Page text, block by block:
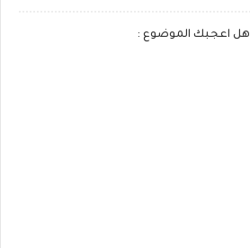
هل اعجبك الموضوع :